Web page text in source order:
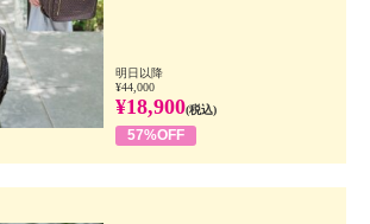
明日以降
¥44,000
¥18,900(税込)
57%OFF